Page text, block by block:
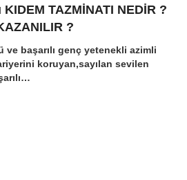
TAZMİNATI NEDİR ?
?
ve başarılı genç yetenekli azimli
koruyan,sayılan sevilen